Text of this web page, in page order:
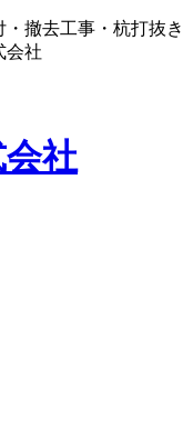
撤去工事・杭打抜き
会社